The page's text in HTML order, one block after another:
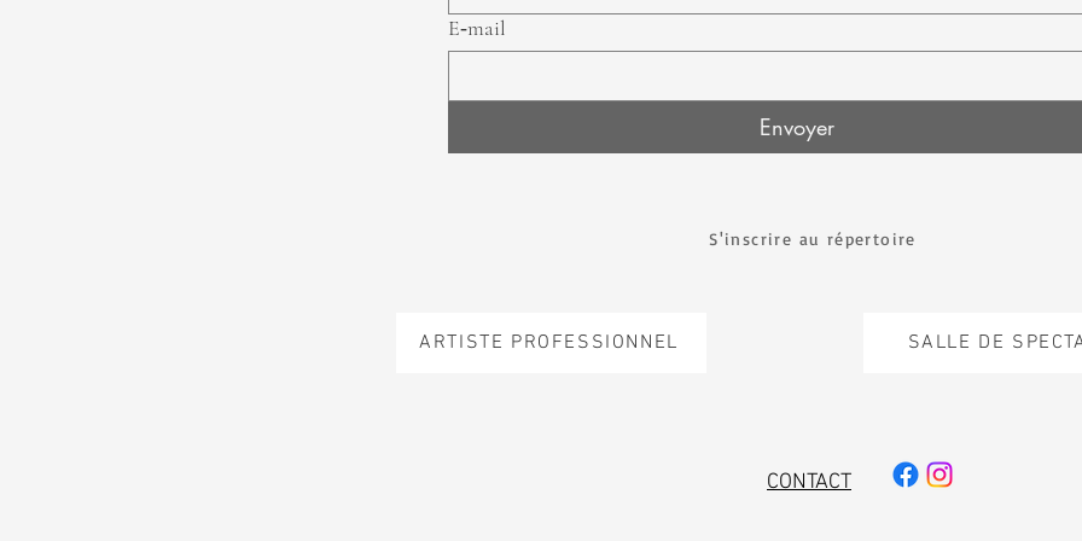
E‑mail
Envoyer
S'inscrire au répertoire
ARTISTE PROFESSIONNEL SALLE DE
CONTACT